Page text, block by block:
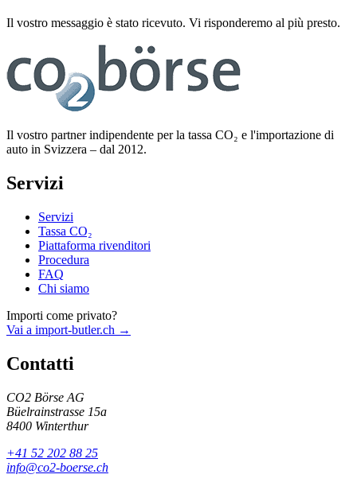
Il vostro messaggio è stato ricevuto. Vi risponderemo al più presto.
Il vostro partner indipendente per la tassa CO₂ e l'importazione di
auto in Svizzera – dal 2012.
Servizi
Servizi
Tassa CO₂
Piattaforma rivenditori
Procedura
FAQ
Chi siamo
Importi come privato?
Vai a import-butler.ch →
Contatti
CO2 Börse AG
Büelrainstrasse 15a
8400 Winterthur
+41 52 202 88 25
info@co2-boerse.ch